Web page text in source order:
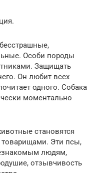
Особи породы
Защищать
Он любит всех
одного. Собака
моментально
становятся
Эти псы,
людям,
отзывчивость